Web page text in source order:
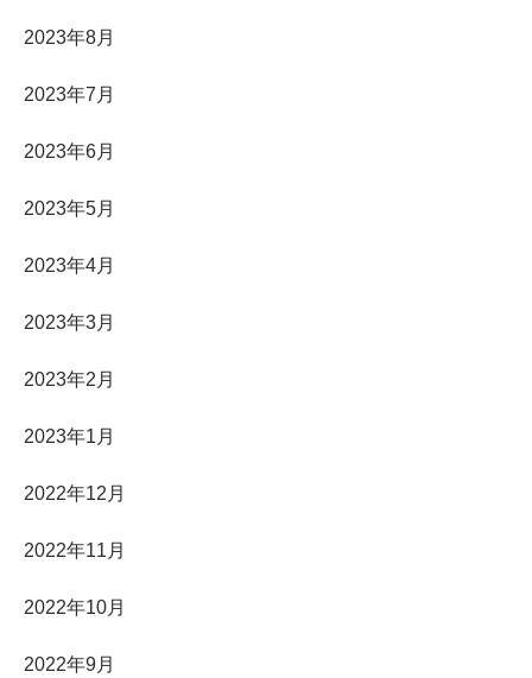
2023年8月
2023年7月
2023年6月
2023年5月
2023年4月
2023年3月
2023年2月
2023年1月
2022年12月
2022年11月
2022年10月
2022年9月